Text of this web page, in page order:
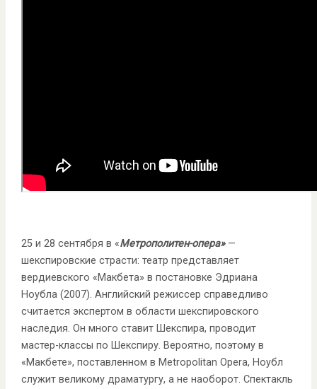
25 и 28 сентября в «Метрополитен-опера» —
шекспировские страсти: театр представляет
вердиевского «Макбета» в постановке Эдриана
Ноубла (2007). Английский режиссер справедливо
считается экспертом в области шекспировского
наследия. Он много ставит Шекспира, проводит
мастер-классы по Шекспиру. Вероятно, поэтому в
«Макбете», поставленном в Metropolitan Opera, Ноубл
служит великому драматургу, а не наоборот. Спектакль